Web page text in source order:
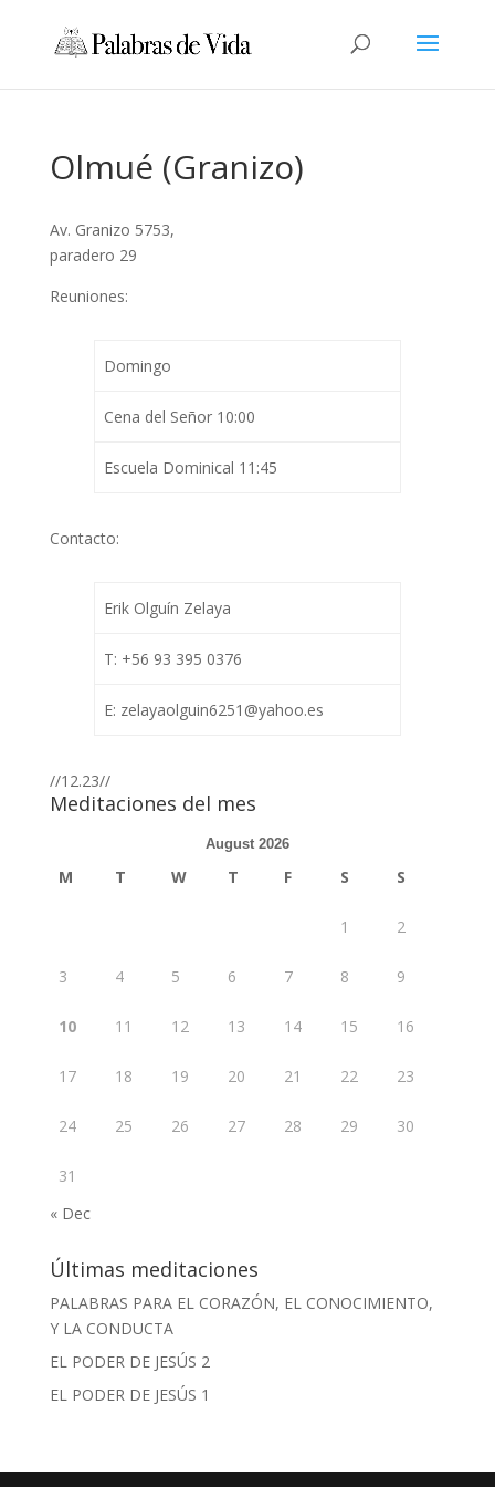
Olmué (Granizo)
Av. Granizo 5753,
paradero 29
Reuniones:
Domingo
Cena del Señor 10:00
Escuela Dominical 11:45
Contacto:
Erik Olguín Zelaya
T: +56 93 395 0376
E: zelayaolguin6251@yahoo.es
//12.23//
Meditaciones del mes
August 2026
M T W T F S S
1 2
3 4 5 6 7 8 9
10 11 12 13 14 15 16
17 18 19 20 21 22 23
24 25 26 27 28 29 30
31
« Dec
Últimas meditaciones
PALABRAS PARA EL CORAZÓN, EL CONOCIMIENTO,
Y LA CONDUCTA
EL PODER DE JESÚS 2
EL PODER DE JESÚS 1